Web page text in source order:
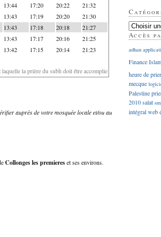
13:44 17:20 20:22 21:32
13:43 17:19 20:20 21:30
13:43 17:18 20:18 21:27
13:43 17:17 20:16 21:25
13:42 17:15 20:14 21:23
la prière du subh doit être accomplie
auprès de votre mosquée locale et/ou au
Collonges les premiereset ses environs.
Accès
adhan
Finance
heure de
mecque
Palestine
2010salat
intégralweb